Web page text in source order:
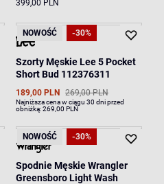
399,00 PLN
NOWOŚĆ -30%
Szorty Męskie Lee 5 Pocket
Short Bud 112376311
189,00 PLN 269,00 PLN
Najniższa cena w ciągu 30 dni przed
obniżką:269,00 PLN
NOWOŚĆ -30%
Spodnie Męskie Wrangler
Greensboro Light Wash